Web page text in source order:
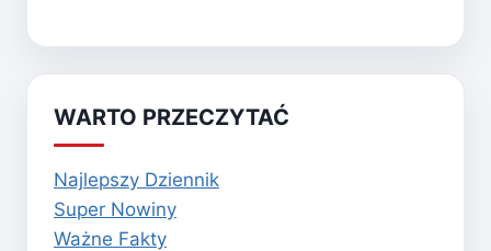
WARTO PRZECZYTAĆ
Najlepszy Dziennik
Super Nowiny
Ważne Fakty